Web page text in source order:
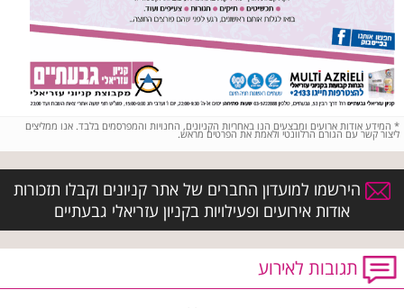
* המידע אודות ארועים ומבצעים הנו באחריות הקניונים, החנויות והמפרסמים בלבד. אנו ממליצים
ליצור קשר עם הגורם הרלוונטי ולאמת את הפרטים מראש.
הירשמו למועדון החברים של אתר קניונים וקבלו תזכורות
אודות אירועים ופעילויות בקניון עזריאלי גבעתיים
תגובות לאירוע